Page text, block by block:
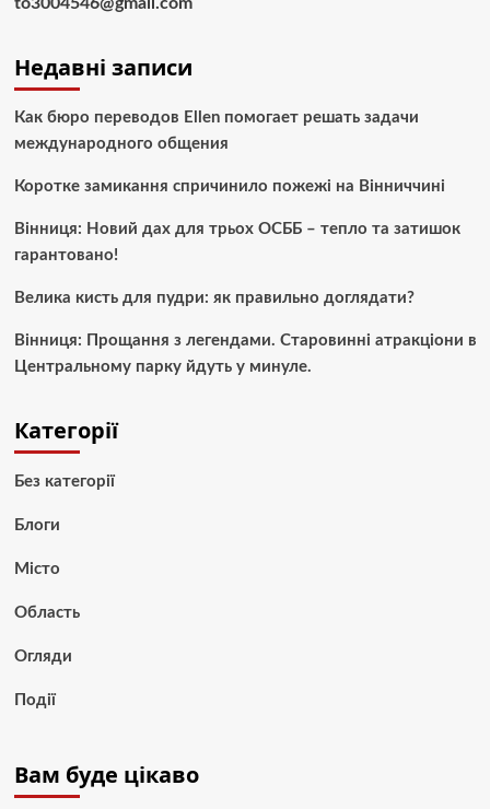
to3004546@gmail.com
Недавні записи
Как бюро переводов Ellen помогает решать задачи
международного общения
Коротке замикання спричинило пожежі на Вінниччині
Вінниця: Новий дах для трьох ОСББ – тепло та затишок
гарантовано!
Велика кисть для пудри: як правильно доглядати?
Вінниця: Прощання з легендами. Старовинні атракціони в
Центральному парку йдуть у минуле.
Категорії
Без категорії
Блоги
Місто
Область
Огляди
Події
Вам буде цікаво